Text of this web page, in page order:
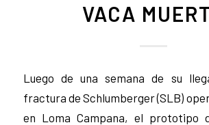
VACA
Luego de una semana de su
fractura de Schlumberger (SLB)
en Loma Campana, el prototipo